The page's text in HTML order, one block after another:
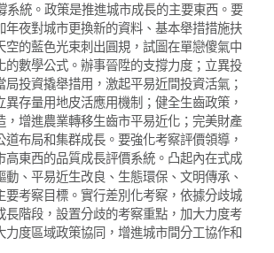
系統。政策是推進城市成長的主要東西。要
年夜對城市更換新的資料、基本舉措措施扶
空的藍色光束刺出圓規，試圖在單戀傻氣中
的數學公式。辦事晉陞的支撐力度；立異投
局投資撬舉措用，激起平易近間投資活氣；
異存量用地皮活應用機制；健全生齒政策，
，增進農業轉移生齒市平易近化；完美財產
道布局和集群成長。要強化考察評價領導，
高東西的品質成長評價系統。凸起內在式成
動、平易近生改良、生態環保、文明傳承、
要考察目標。實行差別化考察，依據分歧城
長階段，設置分歧的考察重點，加大力度考
力度區域政策協同，增進城市間分工協作和